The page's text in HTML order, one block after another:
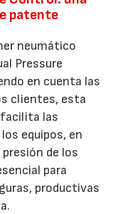
patente
neumático
Pressure
en cuenta las
clientes, esta
las
equipos, en
de los
para
productivas